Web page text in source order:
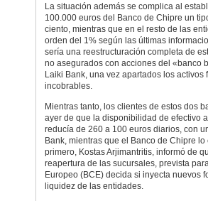
La situación además se complica al
100.000 euros del Banco de Chipre un
ciento, mientras que en el resto de las
orden del 1% según las últimas
sería una reestructuración completa de
no asegurados con acciones del «banco
Laiki Bank, una vez apartados los
incobrables.
Mientras tanto, los clientes de estos dos
ayer de que la disponibilidad de efectivo
reducía de 260 a 100 euros diarios, con
Bank, mientras que el Banco de Chipre
primero, Kostas Arjimantritis, informó de
reapertura de las sucursales, prevista
Europeo (BCE) decida si inyecta nuevos
liquidez de las entidades.